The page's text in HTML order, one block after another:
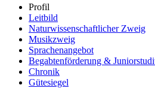
Profil
Leitbild
Naturwissenschaftlicher Zweig
Musikzweig
Sprachenangebot
Begabtenförderung &
Chronik
Gütesiegel